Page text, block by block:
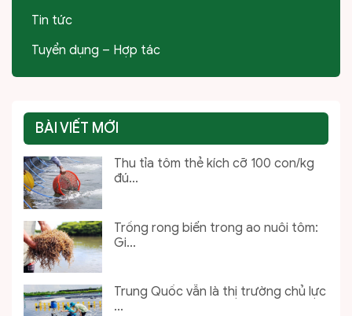
Tin tức
Tuyển dụng – Hợp tác
BÀI VIẾT MỚI
Thu tỉa tôm thẻ kích cỡ 100 con/kg
đú...
Trồng rong biển trong ao nuôi tôm:
Gi...
Trung Quốc vẫn là thị trường chủ lực
...